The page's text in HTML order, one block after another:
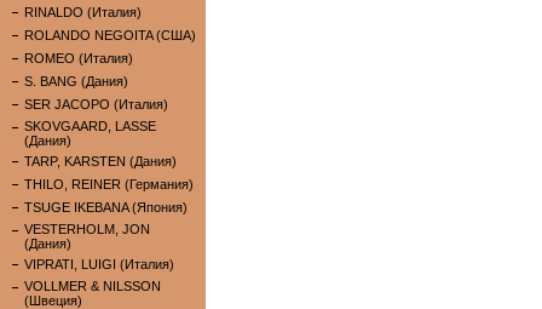
RINALDO (Италия)
ROLANDO NEGOITA (США)
ROMEO (Италия)
S. BANG (Дания)
SER JACOPO (Италия)
SKOVGAARD, LASSE
(Дания)
TARP, KARSTEN (Дания)
THILO, REINER (Германия)
TSUGE IKEBANA (Япония)
VESTERHOLM, JON
(Дания)
VIPRATI, LUIGI (Италия)
VOLLMER & NILSSON
(Швеция)